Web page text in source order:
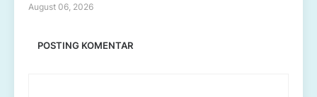
August 06, 2026
POSTING KOMENTAR